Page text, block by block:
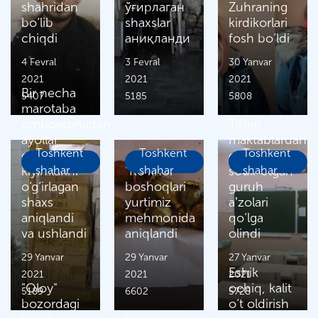
shahridan
bo‘lib
chiqdi
4 Fevral
2021
5407
ўғирлаган
shaxslar
аниқланди
3 Fevral
2021
5185
Zuhraning
kirdikorlari
fosh bo‘ldi
30 Yanvar
2021
5808
Toshkent
shahar
Bir necha
marotaba
ayollar
oyoq
kiyimlarini
o‘g‘irlagan
shaxs
aniqlandi
va ushlandi
29 Yanvar
2021
5189
Toshkent
shahar
“Ko‘knor”
boshoqlari
yurtimiz
mehmonida
aniqlandi
29 Yanvar
2021
6602
Toshkent
shahar
maktablardan
o‘g‘irlik
sodir etgan
guruh
aʼzolari
qo‘lga
olindi
27 Yanvar
2021
5728
"Oloy"
bozordagi
Eshik
ochiq, kalit
o‘t oldirish